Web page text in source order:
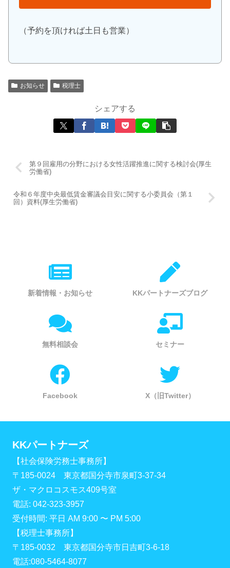
（予約を頂ければ土日も営業）
お知らせ 税理士
シェアする
第９回雇用の分野における女性活躍推進に関する検討会(厚生
労働省)
令和６年度中央最低賃金審議会目安に関する小委員会（第１
回）資料(厚生労働省)
新着情報・お知らせ KKパートナーズブログ
無料相談会 セミナー
Facebook X（旧Twitter）
KKパートナーズ
【社会保険労務士事務所】
〒185-0024 東京都国分寺市泉町3-37-34
ザ・マクロコスモス409号室
電話: 042-323-3957
受付時間: 平日 AM 9:00 〜 PM 5:00
【税理士事務所】
〒185-0032 東京都国分寺市日吉町3-6-18
電話:080-5464-8077